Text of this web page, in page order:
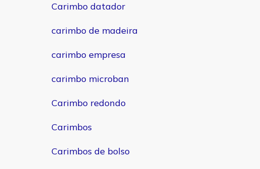
Carimbo datador
carimbo de madeira
carimbo empresa
carimbo microban
Carimbo redondo
Carimbos
Carimbos de bolso